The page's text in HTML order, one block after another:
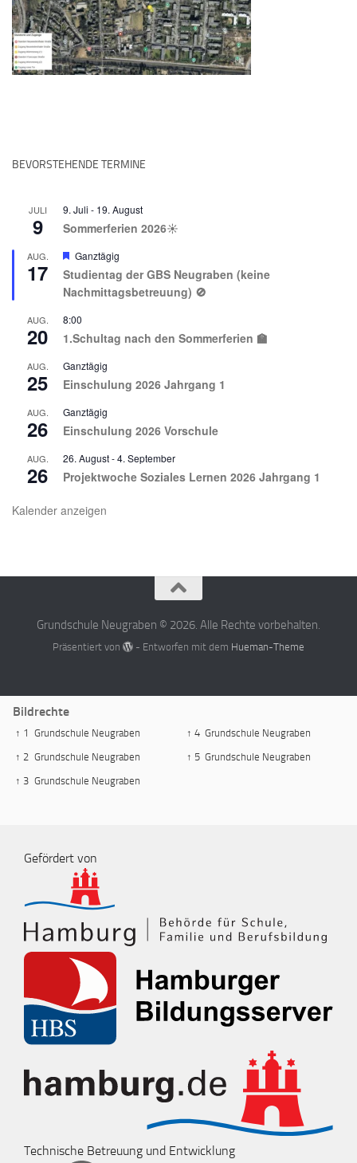
BEVORSTEHENDE TERMINE
JULI
9
9. Juli - 19. August
Sommerferien 2026☀️
AUG.
17
Hervorgehoben
Ganztägig
Studientag der GBS Neugraben (keine
Nachmittagsbetreuung) 🚫
AUG.
20
8:00
1.Schultag nach den Sommerferien 🏫
AUG.
25
Ganztägig
Einschulung 2026 Jahrgang 1
AUG.
26
Ganztägig
Einschulung 2026 Vorschule
AUG.
26
26. August-4. September
Projektwoche Soziales Lernen 2026 Jahrgang 1
Kalender anzeigen
Grundschule Neugraben © 2026. Alle Rechte vorbehalten.
Präsentiert von - Entworfen mit dem Hueman-Theme
Bildrechte
↑ 1 Grundschule Neugraben
↑ 2 Grundschule Neugraben
↑ 3 Grundschule Neugraben
↑ 4 Grundschule Neugraben
↑ 5 Grundschule Neugraben
Gefördert von
Technische Betreuung und Entwicklung